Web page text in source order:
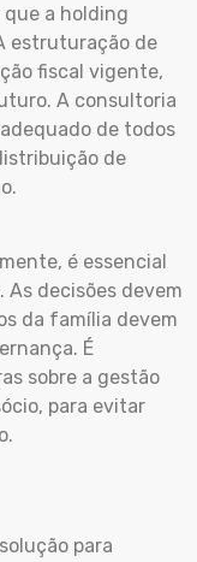
a holding
estruturação de
fiscal vigente,
A consultoria
de todos
de
é essencial
decisões devem
da família devem
É
sobre a gestão
para evitar
para